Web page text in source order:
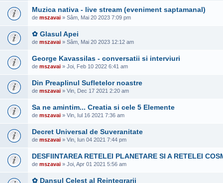
Muzica nativa - live stream (eveniment saptamanal)
de mszavai » Sâm, Mai 20 2023 7:09 pm
✿ Glasul Apei
de mszavai » Sâm, Mai 20 2023 12:12 am
George Kavassilas - conversatii si interviuri
de mszavai » Joi, Feb 10 2022 6:41 am
Din Preaplinul Sufletelor noastre
de mszavai » Vin, Dec 17 2021 2:20 am
Sa ne amintim... Creatia si cele 5 Elemente
de mszavai » Vin, Iul 16 2021 7:36 am
Decret Universal de Suveranitate
de mszavai » Vin, Iun 04 2021 7:44 pm
DESFIINTAREA RETELEI PLANETARE SI A RETELEI
de mszavai » Joi, Apr 01 2021 5:56 am
✿ Dansul Celest al Reintegrarii